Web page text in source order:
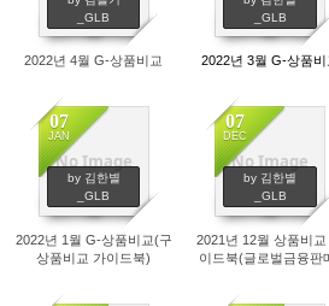
_GLB
2022년 4월 G-상품비교
_GLB
2022년 3월 G-상품비
No Image
07
JAN
by 김한별
_GLB
611
2022년 1월 G-상품비교(구
상품비교 가이드북)
No Image
07
DEC
by 김한별
_GLB
559
2021년 12월 상품비교
이드북(글로벌금융판